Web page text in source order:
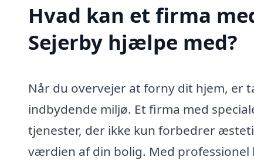
Hvad kan et firma
Sejerby hjælpe med?
Når du overvejer at forny dit hjem, er
indbydende miljø. Et firma med
tjenester, der ikke kun forbedrer
værdien af din bolig. Med